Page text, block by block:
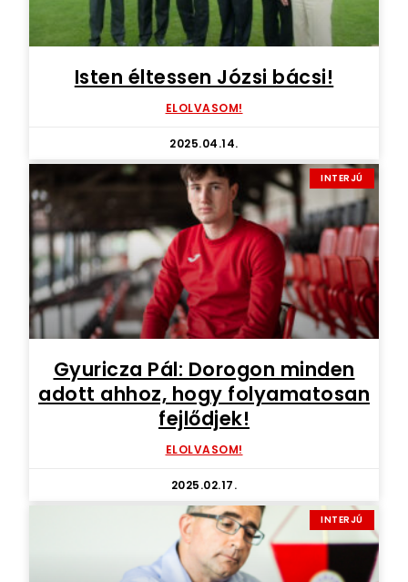
Isten éltessen Józsi bácsi!
ELOLVASOM!
2025.04.14.
INTERJÚ
Gyuricza Pál: Dorogon minden
adott ahhoz, hogy folyamatosan
fejlődjek!
ELOLVASOM!
2025.02.17.
INTERJÚ